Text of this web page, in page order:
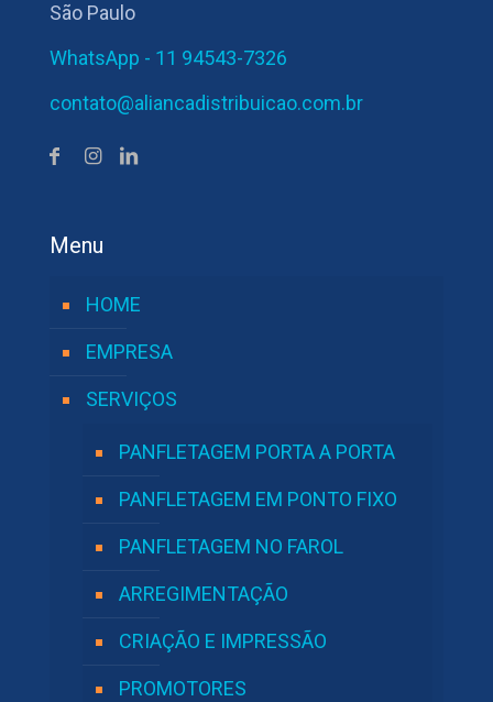
São Paulo
WhatsApp - 11 94543-7326
contato@aliancadistribuicao.com.br
Menu
HOME
EMPRESA
SERVIÇOS
PANFLETAGEM PORTA A PORTA
PANFLETAGEM EM PONTO FIXO
PANFLETAGEM NO FAROL
ARREGIMENTAÇÃO
CRIAÇÃO E IMPRESSÃO
PROMOTORES